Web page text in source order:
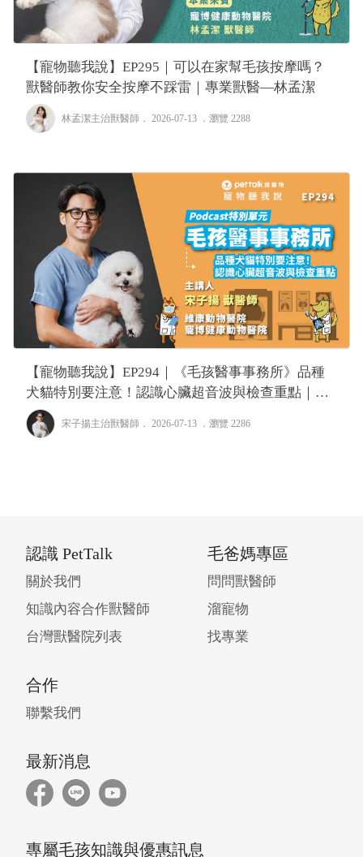
【寵物聽我說】EP295｜可以在家幫毛孩按摩嗎？
獸醫師教你安全按摩不踩雷｜專業獸醫—林孟潔
林孟潔主治獸醫師 ． 2026-07-13 ． 瀏覽 2288
【寵物聽我說】EP294｜《毛孩醫事事務所》品種
犬貓特別要注意！認識心臟超音波與檢查重點｜專
業獸醫—宋子揚
宋子揚主治獸醫師 ． 2026-07-13 ． 瀏覽 2286
認識 PetTalk
關於我們
知識內容合作獸醫師
台灣獸醫院列表
毛爸媽專區
問問獸醫師
溜寵物
找專業
合作
聯繫我們
最新消息
專屬毛孩知識與優惠訊息